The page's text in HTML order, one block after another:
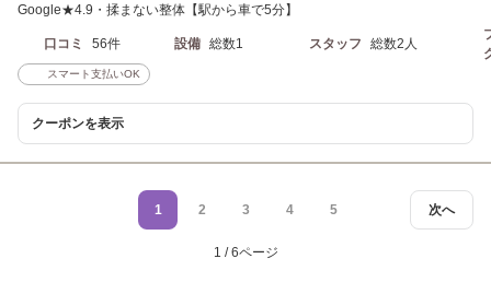
Google★4.9・揉まない整体【駅から車で5分】
口コミ 56件 設備 総数1 スタッフ 総数2人
スマート支払いOK
クーポンを表示
次へ
1 2 3 4 5
1 / 6ページ